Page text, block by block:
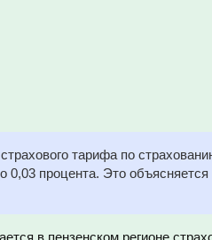
тарифа по
0,03 процента. Это
в пензенском регионе